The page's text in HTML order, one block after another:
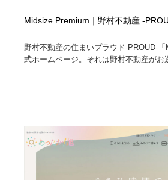
Midsize Premium｜野村不動産 -
野村不動産の住まいプラウド-PROUD‐
式ホームページ。それは野村不動産がお